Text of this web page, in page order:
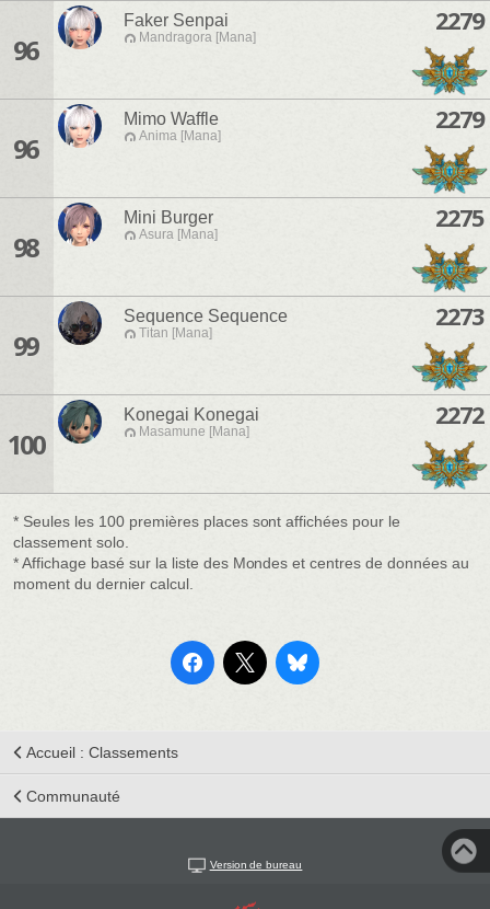
96
Faker Senpai
Mandragora [Mana]
2279
96
Mimo Waffle
Anima [Mana]
2279
98
Mini Burger
Asura [Mana]
2275
99
Sequence Sequence
Titan [Mana]
2273
100
Konegai Konegai
Masamune [Mana]
2272
* Seules les 100 premières places sont affichées pour le
classement solo.
* Affichage basé sur la liste des Mondes et centres de données au
moment du dernier calcul.
Accueil : Classements
Communauté
Version de bureau